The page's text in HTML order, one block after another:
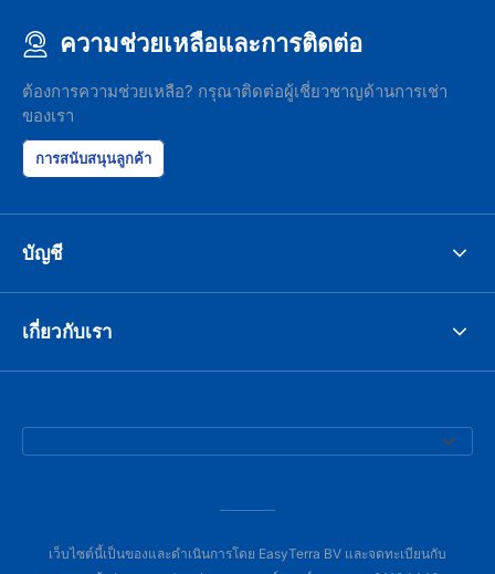
ความช่วยเหลือและการติดต่อ
ต้องการความช่วยเหลือ? กรุณาติดต่อผู้เชี่ยวชาญด้านการเช่า
ของเรา
การสนับสนุนลูกค้า
บัญชี
เกี่ยวกับเรา
เว็บไซต์นี้เป็นของและดำเนินการโดย EasyTerra BV และจดทะเบียนกับ